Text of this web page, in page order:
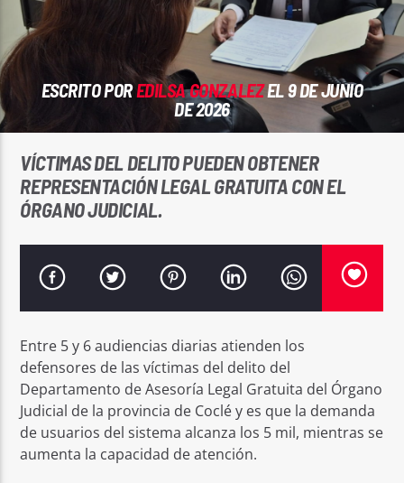
CANCIÓN ACTUAL
TÍTULO
mi favorita en vivo
ESCRITO POREDILSA GONZALEZEL 9 DE JUNIO
DE 2026
VÍCTIMAS DEL DELITO PUEDEN OBTENER
REPRESENTACIÓN LEGAL GRATUITA CON EL
ÓRGANO JUDICIAL.
Entre 5 y 6 audiencias diarias atienden los
defensores de las víctimas del delito del
Departamento de Asesoría Legal Gratuita del Órgano
Judicial de la provincia de Coclé y es que la demanda
de usuarios del sistema alcanza los 5 mil, mientras se
aumenta la capacidad de atención.